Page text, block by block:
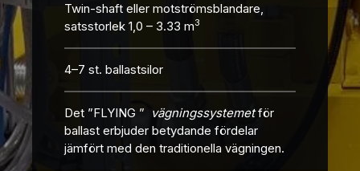
Twin-shaft eller motströmsblandare,
satsstorlek 1,0 – 3.33 m3
4–7 st. ballastsilor
Det ”FLYING ” vägningssystemet för
ballast erbjuder betydande fördelar
jämfört med den traditionella vägningen.